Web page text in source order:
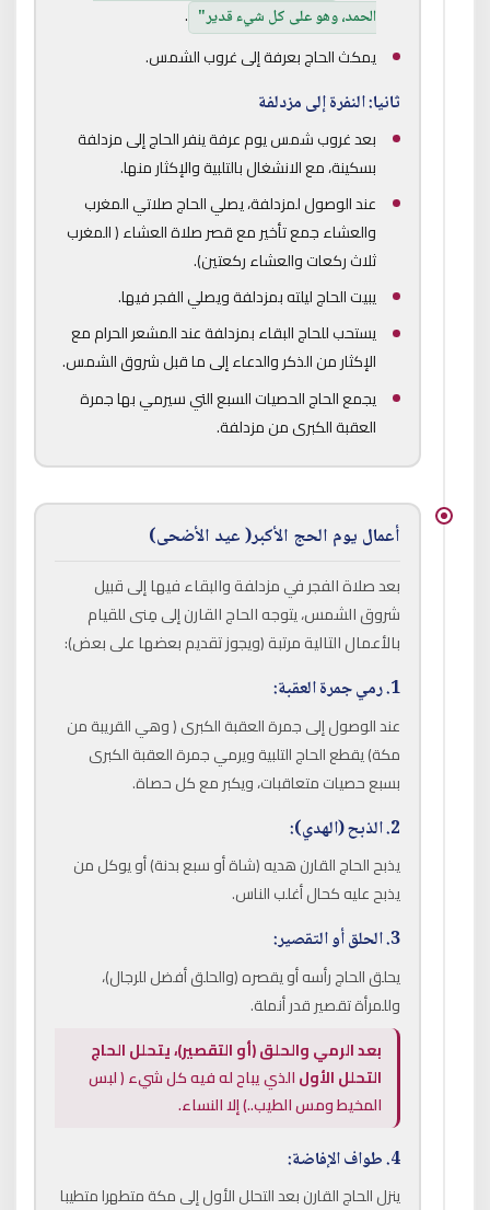
الحمد، وهو على كل شيء قدير" .
يمكث الحاج بعرفة إلى غروب الشمس.
ثانيا: النفرة إلى مزدلفة
بعد غروب شمس يوم عرفة ينفر الحاج إلى مزدلفة
بسكينة، مع الانشغال بالتلبية والإكثار منها.
عند الوصول لمزدلفة، يصلي الحاج صلاتي المغرب
والعشاء جمع تأخير مع قصر صلاة العشاء ( المغرب
ثلاث ركعات والعشاء ركعتين).
يبيت الحاج ليلته بمزدلفة ويصلي الفجر فيها.
يستحب للحاج البقاء بمزدلفة عند المشعر الحرام مع
الإكثار من الذكر والدعاء إلى ما قبل شروق الشمس.
يجمع الحاج الحصيات السبع التي سيرمي بها جمرة
العقبة الكبرى من مزدلفة.
أعمال يوم الحج الأكبر( عيد الأضحى)
بعد صلاة الفجر في مزدلفة والبقاء فيها إلى قبيل
شروق الشمس، يتوجه الحاج القارن إلى مِنى للقيام
بالأعمال التالية مرتبة (ويجوز تقديم بعضها على بعض):
1. رمي جمرة العقبة:
عند الوصول إلى جمرة العقبة الكبرى ( وهي القريبة من
مكة) يقطع الحاج التلبية ويرمي جمرة العقبة الكبرى
بسبع حصيات متعاقبات، ويكبر مع كل حصاة.
2. الذبح (الهدي):
يذبح الحاج القارن هديه (شاة أو سبع بدنة) أو يوكل من
يذبح عليه كحال أغلب الناس.
3. الحلق أو التقصير:
يحلق الحاج رأسه أو يقصره (والحلق أفضل للرجال)،
وللمرأة تقصير قدر أنملة.
بعد الرمي والحلق (أو التقصير)، يتحلل الحاج
التحلل الأولالذي يباح له فيه كل شيء ( لبس
المخيط ومس الطيب..) إلا النساء.
4. طواف الإفاضة:
ينزل الحاج القارن بعد التحلل الأول إلى مكة متطهرا متطيبا